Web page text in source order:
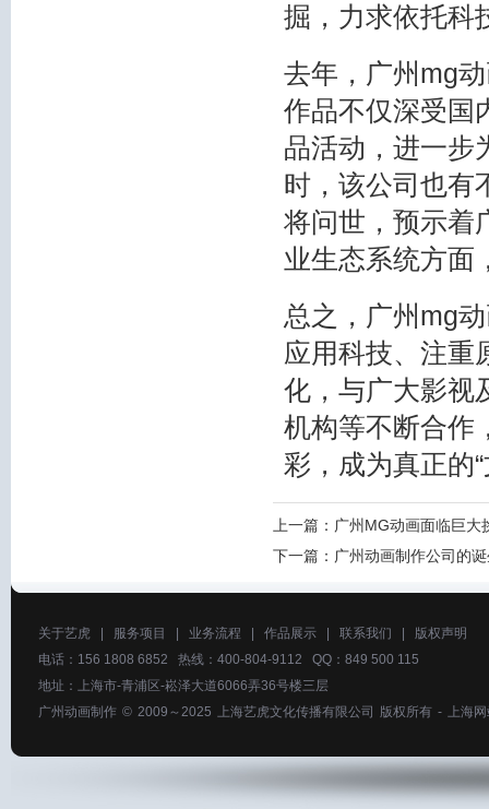
掘，力求依托科
去年，广州mg
作品不仅深受国
品活动，进一步
时，该公司也有
将问世，预示着
业生态系统方面
总之，广州mg
应用科技、注重
化，与广大影视
机构等不断合作
彩，成为真正的
上一篇： 广州MG动画面临巨大
下一篇： 广州动画制作公司的
关于艺虎 服务项目 业务流程 作品展示 联系我们
版权声明
电话：156 1808 6852 热线：400-804-9112 QQ：849 500 115
地址：上海市-青浦区-崧泽大道6066弄36号楼三层
广州动画制作 © 2009～2025 上海艺虎文化传播有限公司 版权所有 - 上海